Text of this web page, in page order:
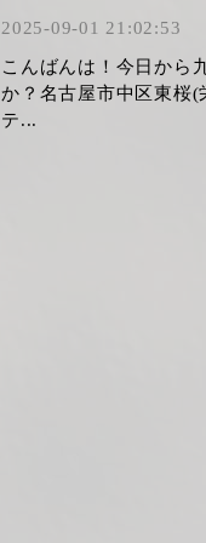
2025-09-01 21:02:53
こんばんは！今日から
か？名古屋市中区東桜(
テ...